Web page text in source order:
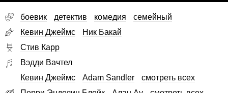
боевик детектив комедия
семейный
Кевин Джеймс
Ник Бакай
Стив Карр
Вэдди Вачтел
Кевин Джеймс
Adam Sandler
смотреть всех